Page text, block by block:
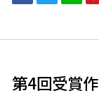
第4回受賞